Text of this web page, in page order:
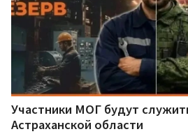
Участники МОГ будут
Астраханской области